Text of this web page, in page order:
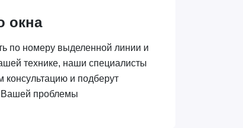
окна
по номеру выделенной линии и
технике, наши специалисты
консультацию и подберут
проблемы